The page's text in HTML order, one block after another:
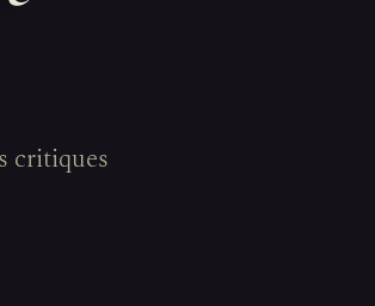
critiques